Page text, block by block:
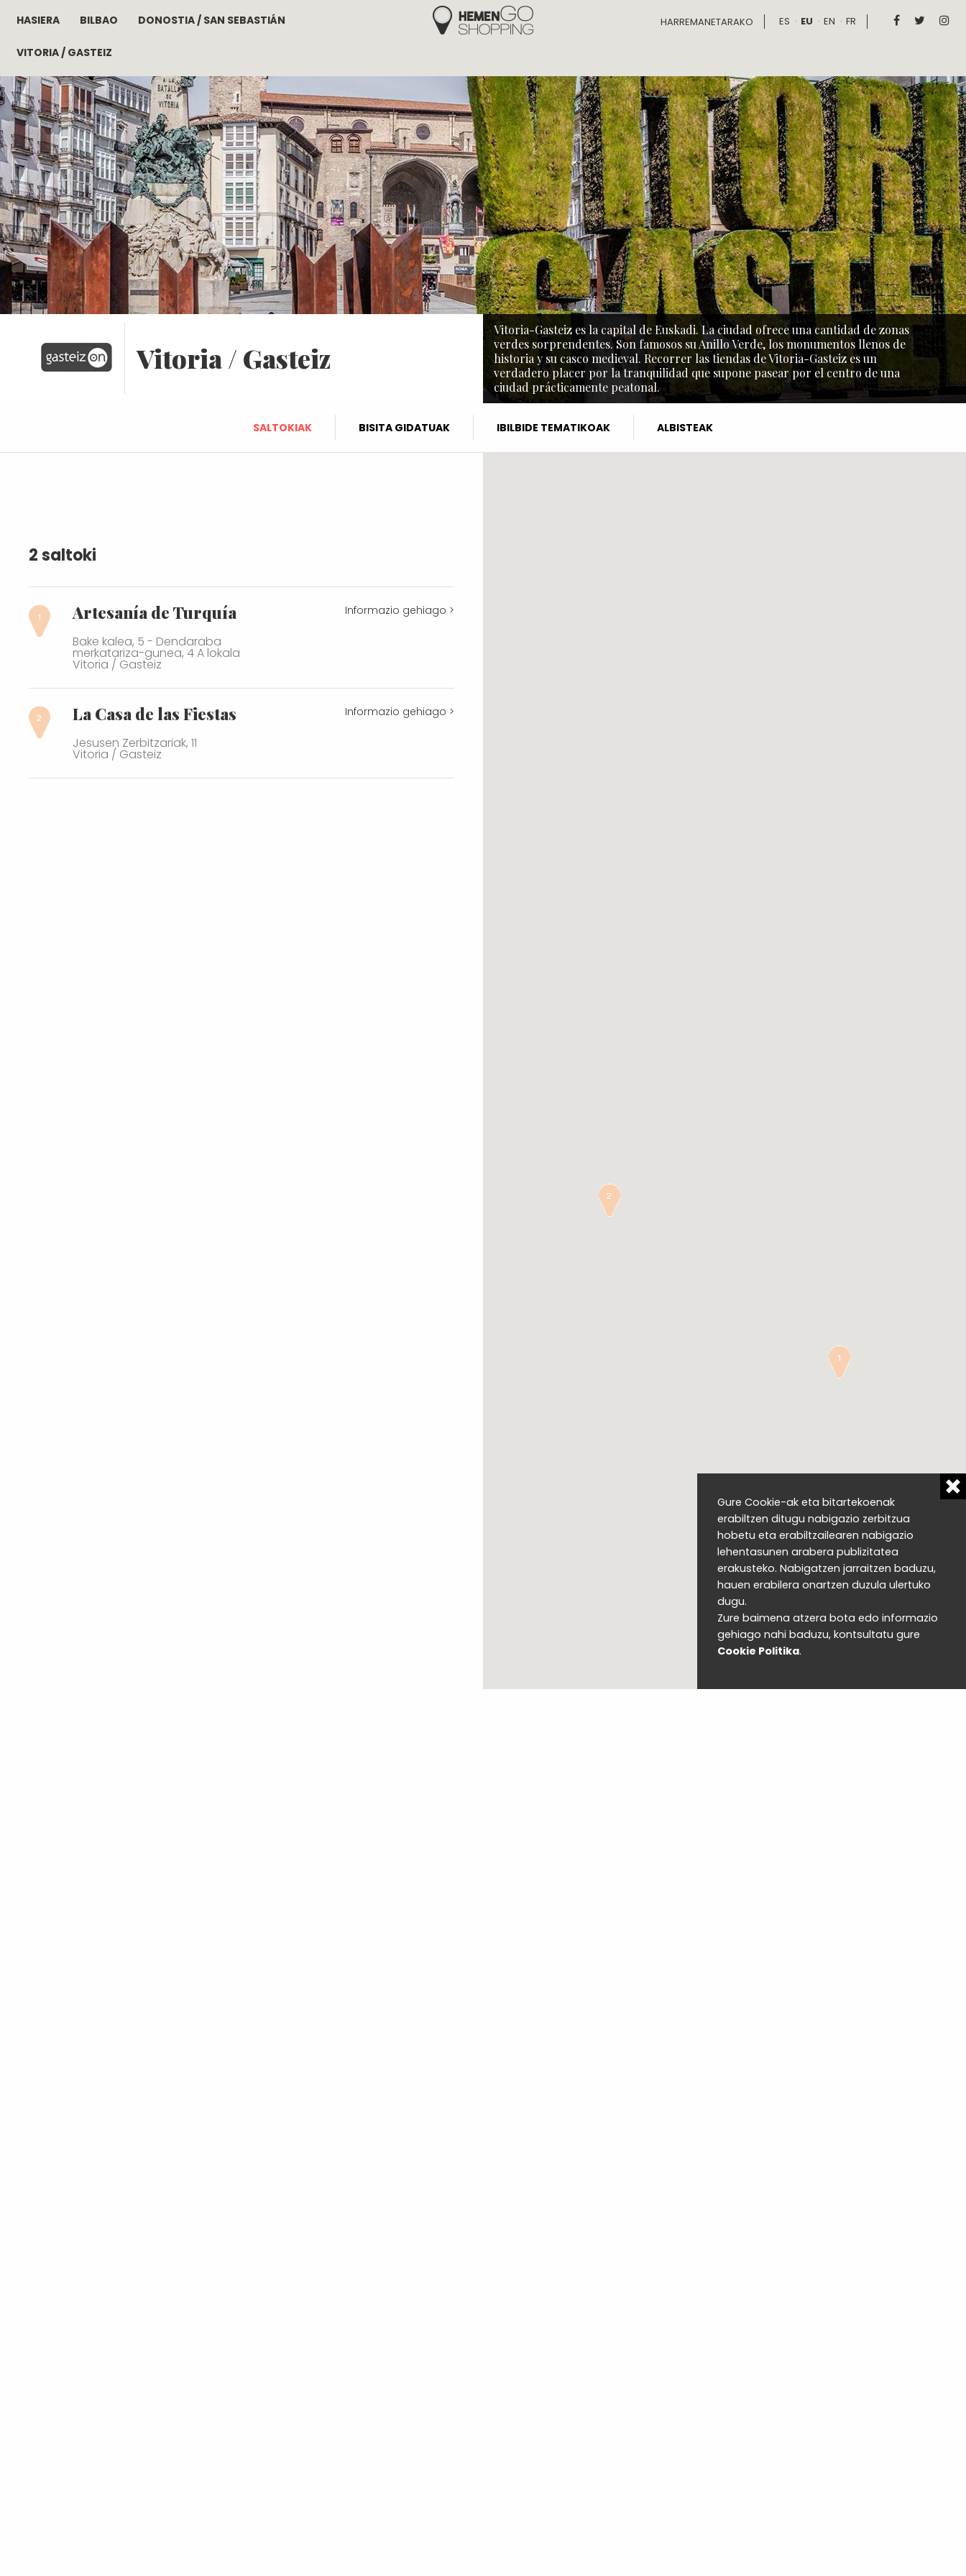
Skip to main content
HASIERA BILBAO DONOSTIA / SAN SEBASTIÁN
VITORIA / GASTEIZ
Hemengo Shopping
HARREMANETARAKO ES EU EN FR   
Vitoria / Gasteiz
Vitoria-Gasteiz es la capital de Euskadi. La ciudad ofrece una cantidad de zonas
verdes sorprendentes. Son famosos su Anillo Verde, los monumentos llenos de
historia y su casco medieval. Recorrer las tiendas de Vitoria-Gasteiz es un
verdadero placer por la tranquilidad que supone pasear por el centro de una
ciudad prácticamente peatonal.
SALTOKIAK BISITA GIDATUAK IBILBIDE TEMATIKOAK ALBISTEAK
2 saltoki
Artesanía de Turquía
Bake kalea, 5 - Dendaraba
merkatariza-gunea, 4 A lokala
Vitoria / Gasteiz
Informazio gehiago >
La Casa de las Fiestas
Jesusen Zerbitzariak, 11
Vitoria / Gasteiz
Informazio gehiago >
Gure Cookie-ak eta bitartekoenak
erabiltzen ditugu nabigazio zerbitzua
hobetu eta erabiltzailearen nabigazio
lehentasunen arabera publizitatea
erakusteko. Nabigatzen jarraitzen baduzu,
hauen erabilera onartzen duzula ulertuko
dugu.
Zure baimena atzera bota edo informazio
gehiago nahi baduzu, kontsultatu gure
Cookie Politika.